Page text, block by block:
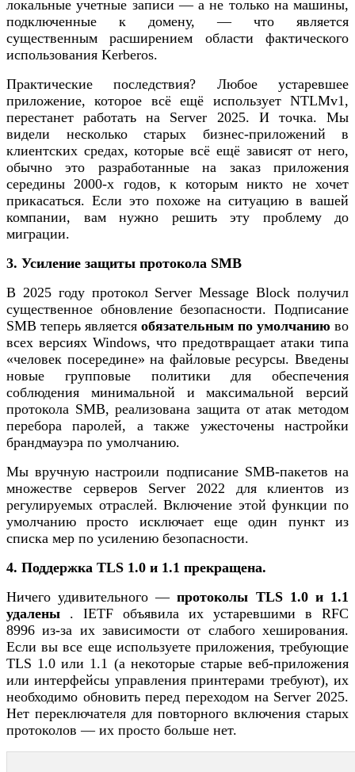
локальные учетные записи — а не только на машины,
подключенные к домену, — что является
существенным расширением области фактического
использования Kerberos.
Практические последствия? Любое устаревшее
приложение, которое всё ещё использует NTLMv1,
перестанет работать на Server 2025. И точка. Мы
видели несколько старых бизнес-приложений в
клиентских средах, которые всё ещё зависят от него,
обычно это разработанные на заказ приложения
середины 2000-х годов, к которым никто не хочет
прикасаться. Если это похоже на ситуацию в вашей
компании, вам нужно решить эту проблему до
миграции.
3. Усиление защиты протокола SMB
В 2025 году протокол Server Message Block получил
существенное обновление безопасности. Подписание
SMB теперь является обязательным по умолчанию во
всех версиях Windows, что предотвращает атаки типа
«человек посередине» на файловые ресурсы. Введены
новые групповые политики для обеспечения
соблюдения минимальной и максимальной версий
протокола SMB, реализована защита от атак методом
перебора паролей, а также ужесточены настройки
брандмауэра по умолчанию.
Мы вручную настроили подписание SMB-пакетов на
множестве серверов Server 2022 для клиентов из
регулируемых отраслей. Включение этой функции по
умолчанию просто исключает еще один пункт из
списка мер по усилению безопасности.
4. Поддержка TLS 1.0 и 1.1 прекращена.
Ничего удивительного —протоколы TLS 1.0 и 1.1
удалены . IETF объявила их устаревшими в RFC
8996 из-за их зависимости от слабого хеширования.
Если вы все еще используете приложения, требующие
TLS 1.0 или 1.1 (а некоторые старые веб-приложения
или интерфейсы управления принтерами требуют), их
необходимо обновить перед переходом на Server 2025.
Нет переключателя для повторного включения старых
протоколов — их просто больше нет.